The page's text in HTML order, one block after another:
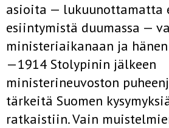
asioita — lukuunottamatta
esiintymistä duumassa —
ministeriaikanaan ja
—1914 Stolypinin jälkeen
ministerineuvoston
tärkeitä Suomen
ratkaistiin. Vain